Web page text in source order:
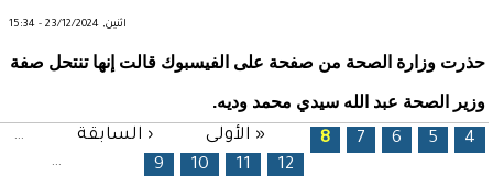
اثنين, 23/12/2024 - 15:34
حذرت وزارة الصحة من صفحة على الفيسبوك قالت إنها تنتحل صفة
وزير الصحة عبد الله سيدي محمد وديه.
الصفحات
« الأولى ‹ السابقة … 4
5
6
7
8
9
10 11 12
…